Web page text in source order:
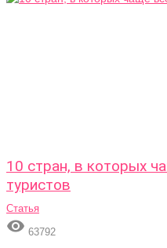
10 стран, в которых
туристов
Статья
 63792